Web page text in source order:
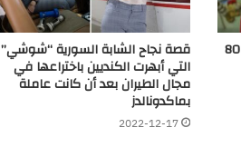
علماء روس يبتكرون بطارية تعمل 80 قصة نجاح الشابة السورية “شوشي”
التي أبهرت الكنديين باختراعها في
مجال الطيران بعد أن كانت عاملة
بماكدونالدز
2022-12-17